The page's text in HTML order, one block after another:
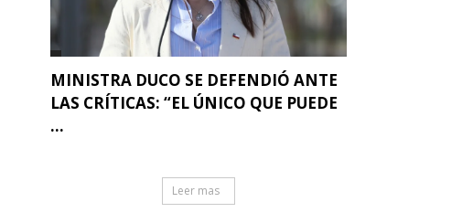
MINISTRA DUCO SE DEFENDIÓ ANTE
LAS CRÍTICAS: “EL ÚNICO QUE PUEDE
...
Leer mas